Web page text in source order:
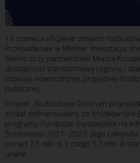
15 czerwca oficjalnie otwarto
Przesiadkowe w Mielnie. Inwestycja,
Mielno przy partnerstwie Miasta
dostępność transportową regionu i
rozwoju nowoczesnej, przyjaznej
publicznej.
Projekt „Rozbudowa Centrum
został dofinansowany ze środków Unii
programu Fundusze Europejskie na
Środowisko 2021–2027. Jego
ponad 7,3 mln zł, z czego 5,1 mln zł
unijne.